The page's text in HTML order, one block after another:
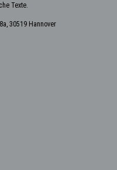
Texte.
30519 Hannover